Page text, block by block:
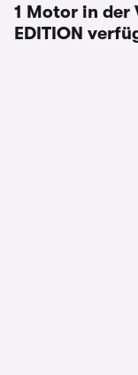
1 Motor in der
EDITION